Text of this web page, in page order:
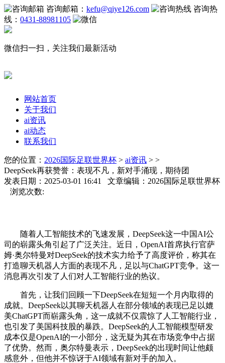
咨询邮箱： kefu@qiye126.com
咨询热
线： 0431-88981105
微信扫一扫，关注我们最新活动
网站首页
关于我们
ai资讯
ai动态
联系我们
您的位置： 2026国际足联世界杯 > ai资讯 > >
DeepSeek再获赞誉：表现不凡，新对手涌现，期待团
发表日期：2025-03-01 16:41 文章编辑：2026国际足联世界杯
浏览次数:
随着人工智能技术的飞速发展，DeepSeek这一中国AI公
司的崭露头角引起了广泛关注。近日，OpenAI首席执行官萨
姆·奥尔特曼对DeepSeek的技术实力给予了高度评价，称其在
打造聊天机器人方面的表现不凡，足以与ChatGPT竞争。这一
消息再次引发了人们对人工智能行业的热议。
首先，让我们回顾一下DeepSeek在短短一个月内取得的
成就。DeepSeek以其聊天机器人在部分领域的表现已足以媲
美ChatGPT而崭露头角，这一成就不仅震惊了人工智能行业，
也引发了美国科技股的暴跌。DeepSeek的人工智能模型研发
成本仅是OpenAI的一小部分，这无疑为其在市场竞争中占据
了优势。然而，奥尔特曼表示，DeepSeek的出现时间让他颇
感意外，但他并不惊讶于AI领域有新对手的加入。